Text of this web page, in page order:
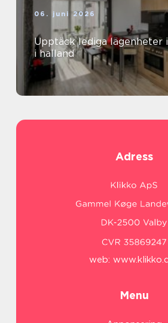
06. juni 2026
Upptäck lediga lägenheter
i halland
Adress
web:
Menu